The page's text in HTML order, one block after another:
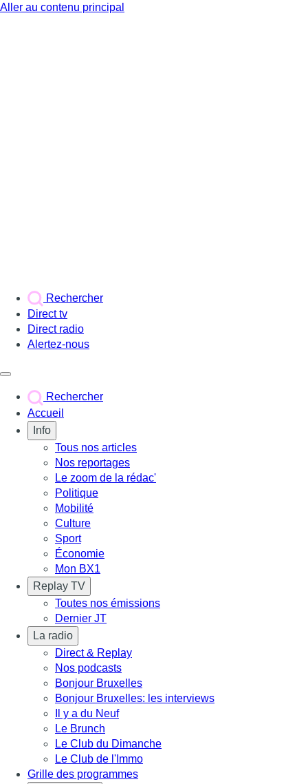
Aller au contenu principal
Rechercher
Direct tv
Direct radio
Alertez-nous
Rechercher
Accueil
Info
Tous nos articles
Nos reportages
Le zoom de la rédac'
Politique
Mobilité
Culture
Sport
Économie
Mon BX1
Replay TV
Toutes nos émissions
Dernier JT
La radio
Direct & Replay
Nos podcasts
Bonjour Bruxelles
Bonjour Bruxelles: les interviews
Il y a du Neuf
Le Brunch
Le Club du Dimanche
Le Club de l'Immo
Grille des programmes